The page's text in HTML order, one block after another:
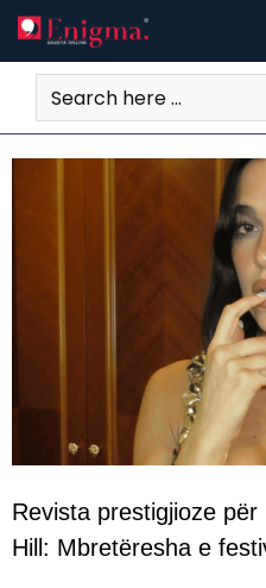
Revista prestigjioze
Hill: Mbretëresha e